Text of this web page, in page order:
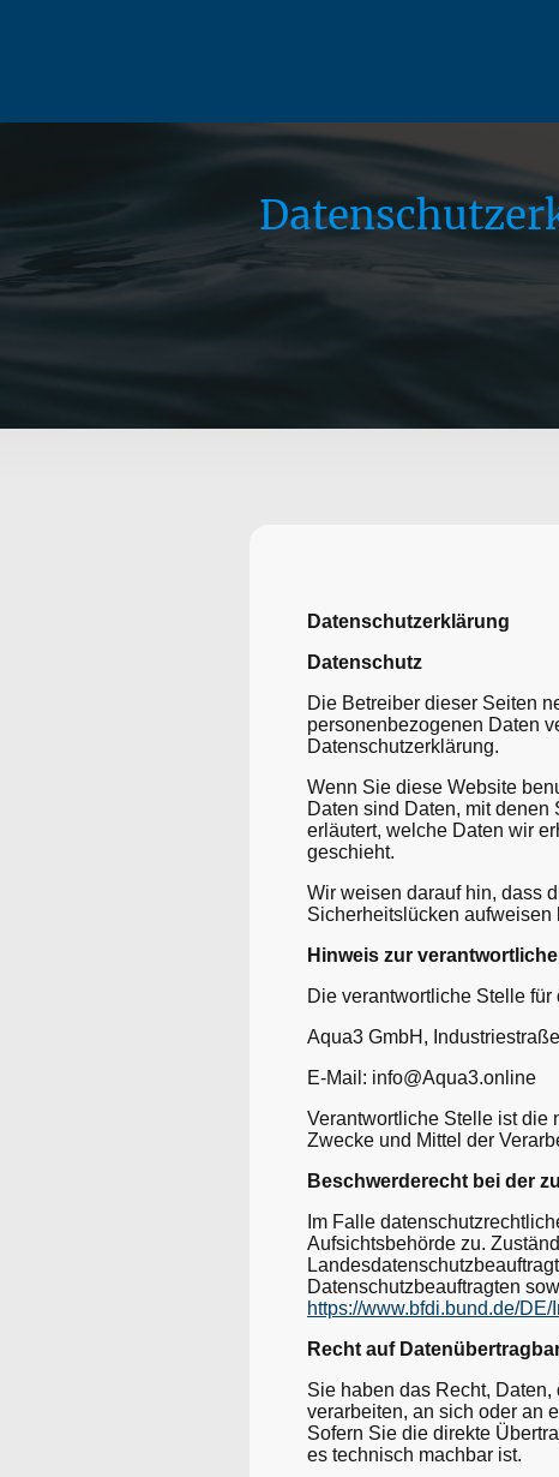
Datenschutzerklärung
Datenschutz
Die Betreiber dieser Seiten
personenbezogenen Daten
Datenschutzerklärung.
Wenn Sie diese Website
Daten sind Daten, mit
erläutert, welche Daten wir
geschieht.
Wir weisen darauf hin, dass
Sicherheitslücken aufweisen
Hinweis zur
Die verantwortliche Stelle
Aqua3 GmbH,
E-Mail: info@Aqua3.online
Verantwortliche Stelle ist die
Zwecke und Mittel der
Beschwerderecht bei der
Im Falle
Aufsichtsbehörde zu.
Datenschutzbeauftragten
https://www.bfdi.bund.de/
Recht auf
Sie haben das Recht,
verarbeiten, an sich oder an
Sofern Sie die direkte
es technisch machbar ist.